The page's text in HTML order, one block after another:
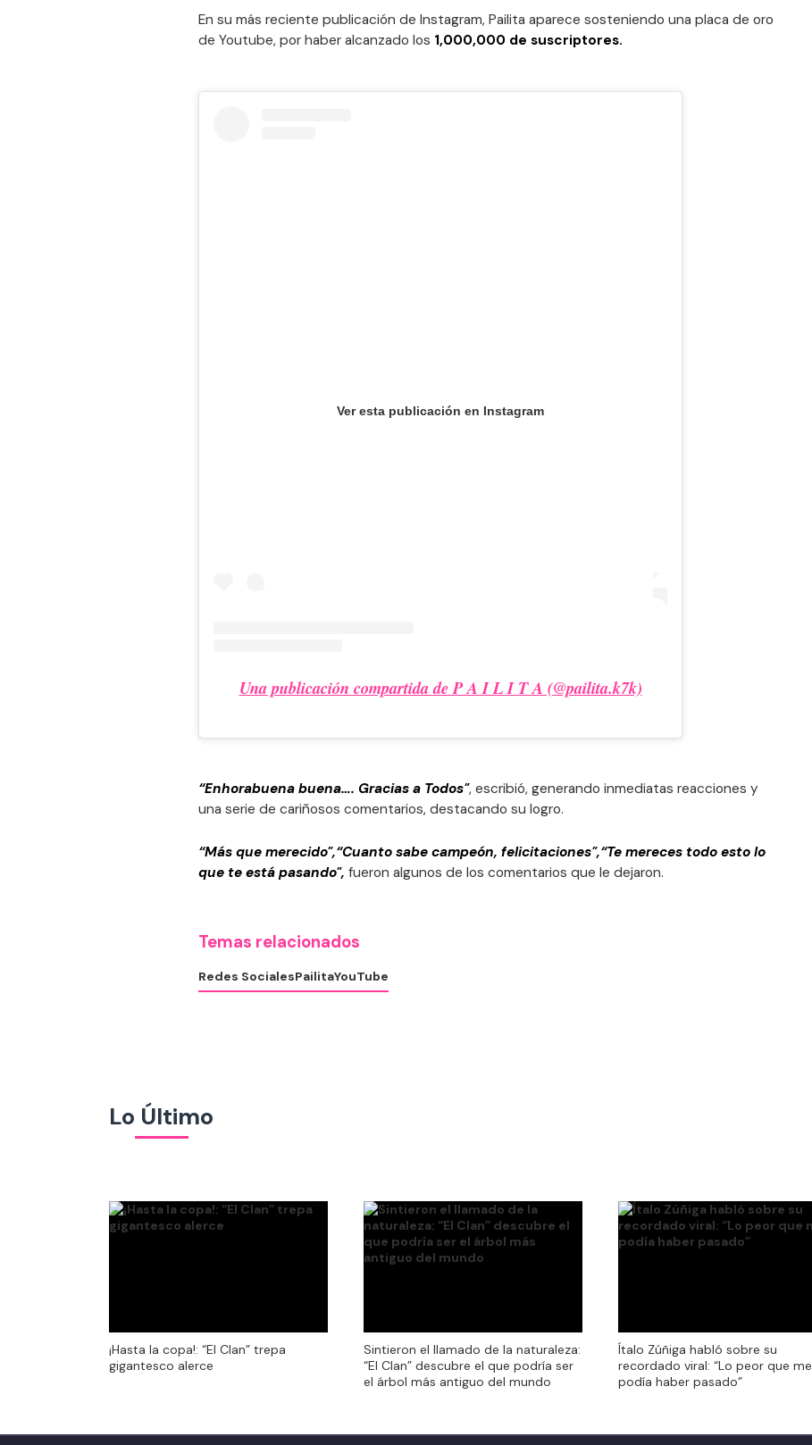
En su más reciente publicación de Instagram, Pailita aparece sosteniendo una placa de oro
de Youtube, por haber alcanzado los 1,000,000 de suscriptores.
Ver esta publicación en Instagram
Una publicación compartida de P A I L I T A (@pailita.k7k)
“Enhorabuena buena…. Gracias a Todos", escribió, generando inmediatas reacciones y
una serie de cariñosos comentarios, destacando su logro.
“Más que merecido",“Cuanto sabe campeón, felicitaciones",“Te mereces todo esto lo
que te está pasando", fueron algunos de los comentarios que le dejaron.
Temas relacionados
Redes SocialesPailitaYouTube
Lo Último
gigantesco alerce
¡Hasta la copa!: “El Clan” trepa
gigantesco alerce
“El Clan” descubre el que podría ser
el árbol más antiguo del mundo
Sintieron el llamado de la naturaleza:
“El Clan” descubre el que podría ser
el árbol más antiguo del mundo
Ítalo Zúñiga habló sobre su
recordado viral: “Lo peor que me
podía haber pasado”